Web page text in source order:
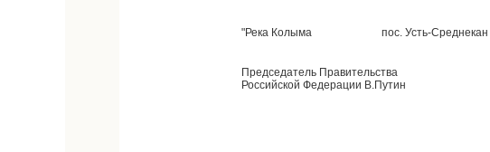
"Река Колыма пос. Усть-Среднекан
Председатель Правительства
Российской Федерации В.Путин